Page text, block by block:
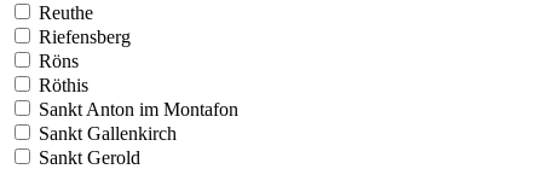
Reuthe
Riefensberg
Röns
Röthis
Sankt Anton im Montafon
Sankt Gallenkirch
Sankt Gerold